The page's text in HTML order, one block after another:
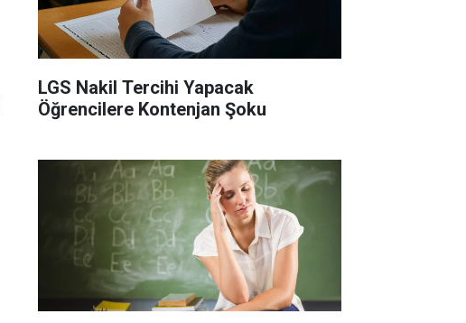
LGS Nakil Tercihi Yapacak
Öğrencilere Kontenjan Şoku